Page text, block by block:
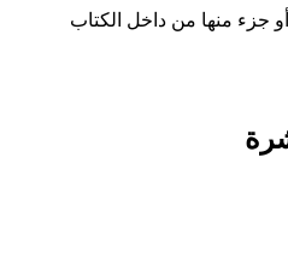
جزء منها من داخل الكتاب